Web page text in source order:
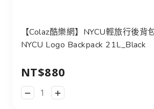
【Colaz酷樂網】NYCU輕旅行後
【Colaz酷樂網】NYCU輕旅行後背
NYCU Logo Backpack 21L_Black
NT$880